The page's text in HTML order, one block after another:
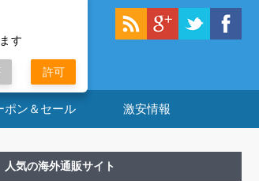
ポン＆セール 激安情報
人気の海外通販サイト
す
許可